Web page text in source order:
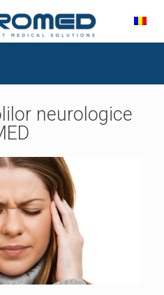
neurologice